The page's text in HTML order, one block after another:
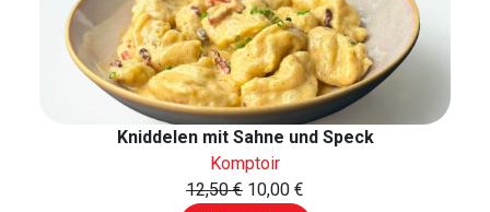
Kniddelen mit Sahne und Speck
Komptoir
12,50 € 10,00 €